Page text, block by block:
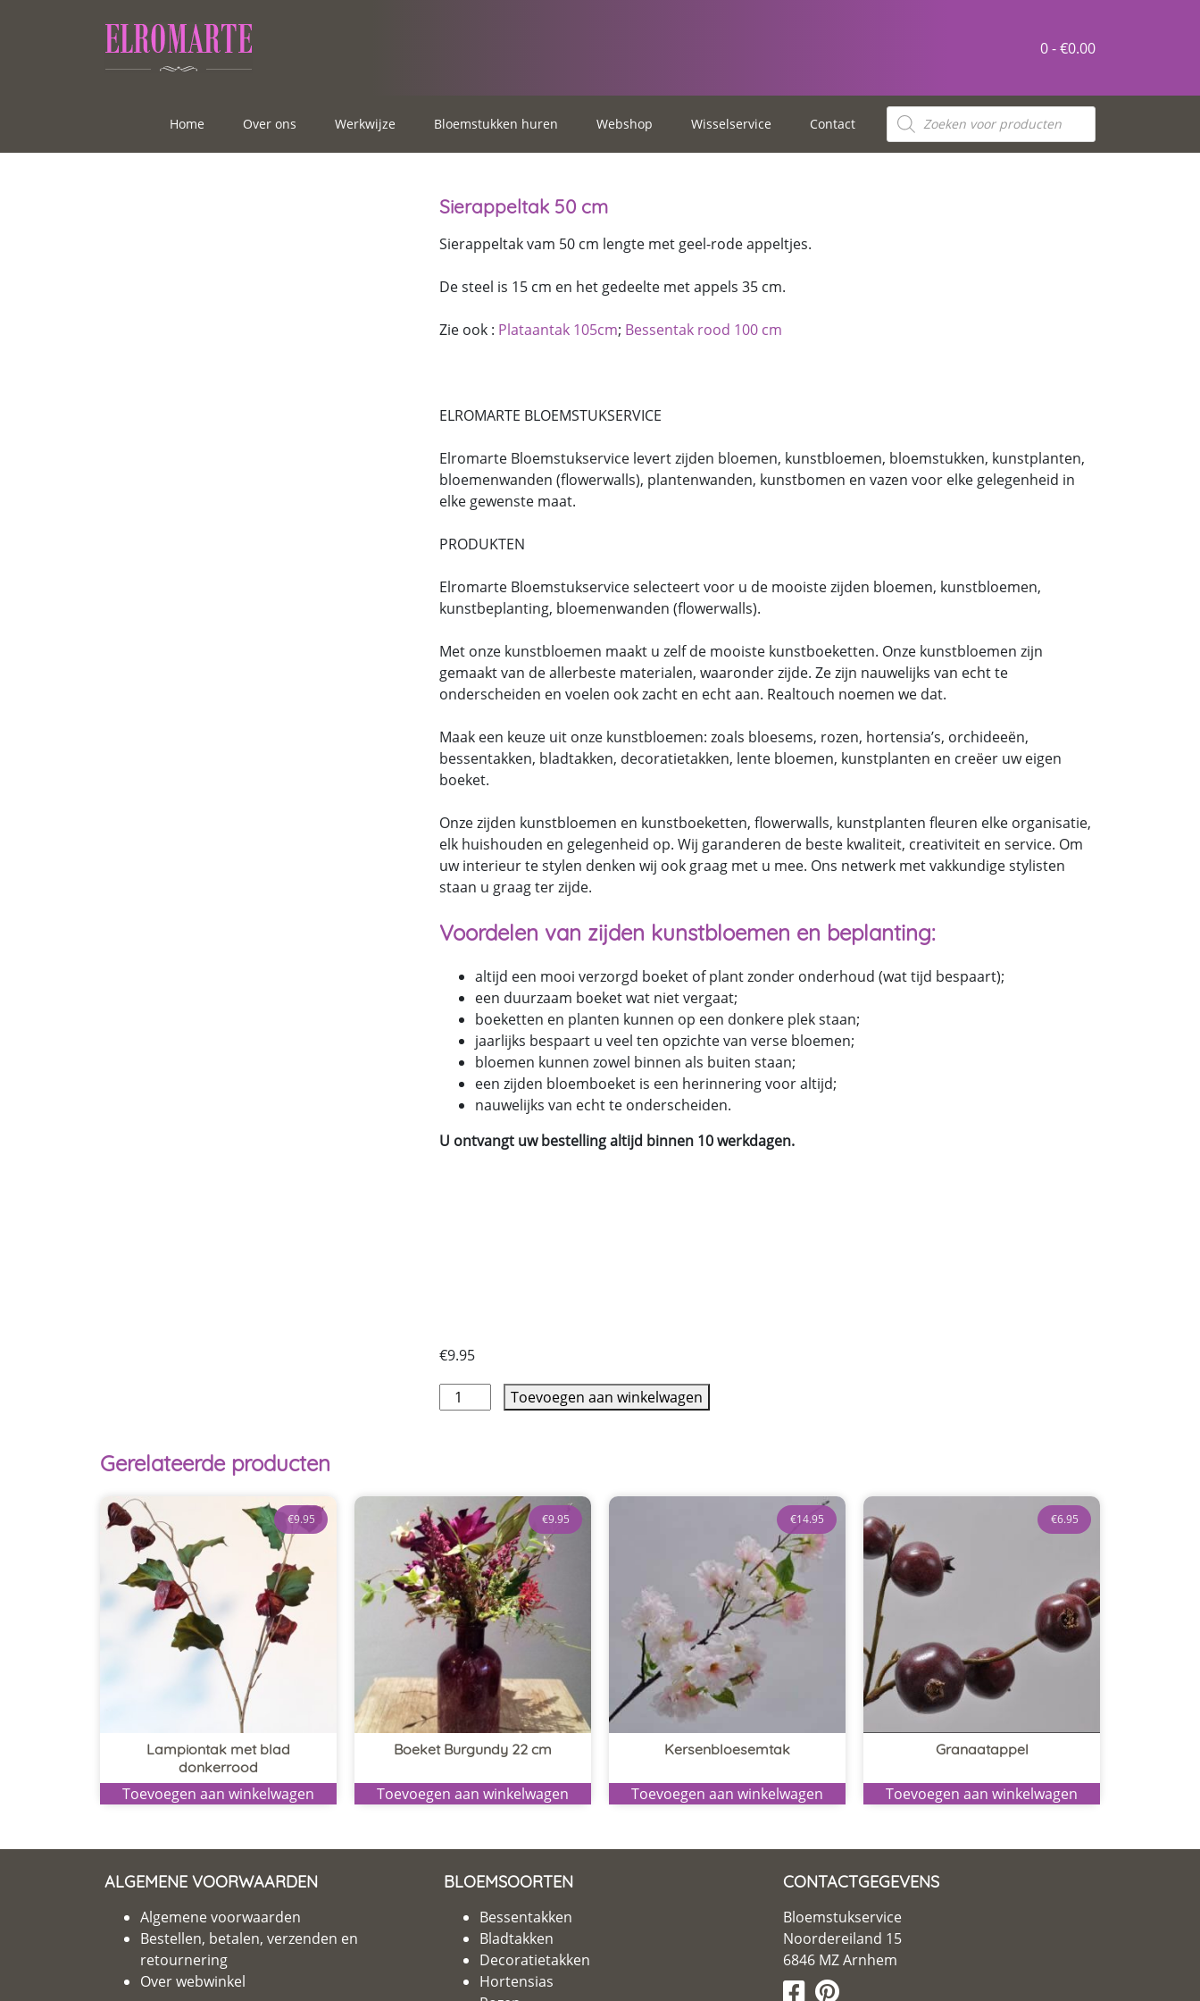
0 -€0.00
Home Over ons Werkwijze Bloemstukken huren Webshop Wisselservice Contact
Sierappeltak 50 cm
Sierappeltak vam 50 cm lengte met geel-rode appeltjes.
De steel is 15 cm en het gedeelte met appels 35 cm.
Zie ook : Plataantak 105cm; Bessentak rood 100 cm
ELROMARTE BLOEMSTUKSERVICE
Elromarte Bloemstukservice levert zijden bloemen, kunstbloemen, bloemstukken, kunstplanten,
bloemenwanden (flowerwalls), plantenwanden, kunstbomen en vazen voor elke gelegenheid in
elke gewenste maat.
PRODUKTEN
Elromarte Bloemstukservice selecteert voor u de mooiste zijden bloemen, kunstbloemen,
kunstbeplanting, bloemenwanden (flowerwalls).
Met onze kunstbloemen maakt u zelf de mooiste kunstboeketten. Onze kunstbloemen zijn
gemaakt van de allerbeste materialen, waaronder zijde. Ze zijn nauwelijks van echt te
onderscheiden en voelen ook zacht en echt aan. Realtouch noemen we dat.
Maak een keuze uit onze kunstbloemen: zoals bloesems, rozen, hortensia’s, orchideeën,
bessentakken, bladtakken, decoratietakken, lente bloemen, kunstplanten en creëer uw eigen
boeket.
Onze zijden kunstbloemen en kunstboeketten, flowerwalls, kunstplanten fleuren elke organisatie,
elk huishouden en gelegenheid op. Wij garanderen de beste kwaliteit, creativiteit en service. Om
uw interieur te stylen denken wij ook graag met u mee. Ons netwerk met vakkundige stylisten
staan u graag ter zijde.
Voordelen van zijden kunstbloemen en beplanting:
altijd een mooi verzorgd boeket of plant zonder onderhoud (wat tijd bespaart);
een duurzaam boeket wat niet vergaat;
boeketten en planten kunnen op een donkere plek staan;
jaarlijks bespaart u veel ten opzichte van verse bloemen;
bloemen kunnen zowel binnen als buiten staan;
een zijden bloemboeket is een herinnering voor altijd;
nauwelijks van echt te onderscheiden.
U ontvangt uw bestelling altijd binnen 10 werkdagen.
€9.95
Toevoegen aan winkelwagen
Gerelateerde producten
Lampiontak met blad
donkerrood
€9.95
Toevoegen aan winkelwagen
Boeket Burgundy 22 cm
€9.95
Toevoegen aan winkelwagen
Kersenbloesemtak
€14.95
Toevoegen aan winkelwagen
Granaatappel
€6.95
Toevoegen aan winkelwagen
ALGEMENE VOORWAARDEN
Algemene voorwaarden
Bestellen, betalen, verzenden en
retournering
Over webwinkel
BLOEMSOORTEN
Bessentakken
Bladtakken
Decoratietakken
Hortensias
CONTACTGEGEVENS
Bloemstukservice
Noordereiland 15
6846 MZ Arnhem